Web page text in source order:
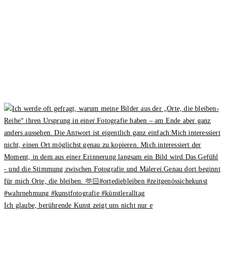
Ich glaube, berührende Kunst zeigt uns nicht nur e